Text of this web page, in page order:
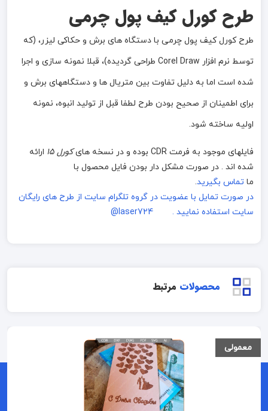
طرح کورل کیف پول چرمی
طرح کورل کیف پول چرمی با دستگاه های برش و حکاکی لیزر، (که
توسط نرم افزار Corel Draw طراحی گردیده)، قبلا نمونه سازی و اجرا
شده است اما به دلیل تفاوت بین متریال ها و دستگاههای برش و
برای اطمینان از صحیح بودن طرح لطفا قبل از تولید انبوه، نمونه
اولیه ساخته شود.
فایلهای موجود به فرمت CDR بوده و در نسخه های کورل 15
ارائه
شده اند . در صورت مشکل دار بودن فایل محصول با
ما تماس بگیرید.
در صورت تمایل با عضویت در گروه تلگرام سایت از طرح های رایگان
سایت استفاده نمایید . laser724@
محصولات مرتبط
معمولی